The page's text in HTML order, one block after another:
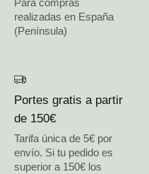
Para compras
realizadas en España
(Península)
Portes gratis a partir
de 150€
Tarifa única de 5€ por
envío. Si tu pedido es
superior a 150€ los